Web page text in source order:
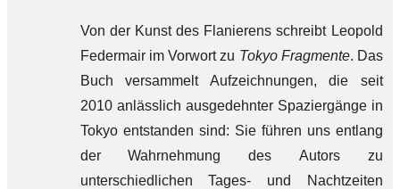
Von der Kunst des Flanierens schreibt Leopold
Federmair im Vorwort zu Tokyo Fragmente. Das
Buch versammelt Aufzeichnungen, die seit
2010 anlässlich ausgedehnter Spaziergänge in
Tokyo entstanden sind: Sie führen uns entlang
der Wahrnehmung des Autors zu
unterschiedlichen Tages- und Nachtzeiten